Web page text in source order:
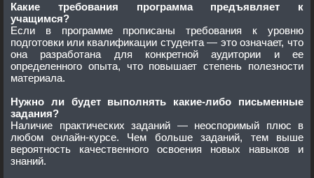
Какие требования программа предъявляет к
учащимся?
Если в программе прописаны требования к уровню
подготовки или квалификации студента — это означает, что
она разработана для конкретной аудитории и ее
определенного опыта, что повышает степень полезности
материала.
Нужно ли будет выполнять какие-либо письменные
задания?
Наличие практических заданий — неоспоримый плюс в
любом онлайн-курсе. Чем больше заданий, тем выше
вероятность качественного освоения новых навыков и
знаний.